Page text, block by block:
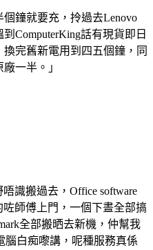
個鐘就要充，拎過去Lenovo
ComputerKing話有現貨即日
完舊新電用到四五個鐘，同
一半。 」
識搬過去，Office software
咗師傅上門，一個下晝全部搞
全部搬晒去新機，仲幫我
腦白痴嚟講，呢種服務真係